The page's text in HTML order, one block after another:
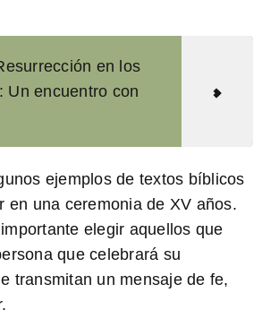
en los
Un encuentro con
ejemplos de textos bíblicos
en una ceremonia de XV años.
elegir aquellos que
que celebrará su
transmitan un mensaje de fe,